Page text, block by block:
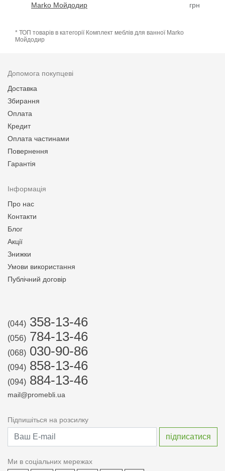
Marko Мойдодир
грн
* ТОП товарів в категорії Комплект меблів для ванної Marko
Мойдодир
Допомога покупцеві
Доставка
Збирання
Оплата
Кредит
Оплата частинами
Повернення
Гарантія
Інформація
Про нас
Контакти
Блог
Акції
Знижки
Умови використання
Публічний договір
(044) 358-13-46
(056) 784-13-46
(068) 030-90-86
(094) 858-13-46
(094) 884-13-46
mail@promebli.ua
Підпишіться на розсилку
Ми в соціальних мережах